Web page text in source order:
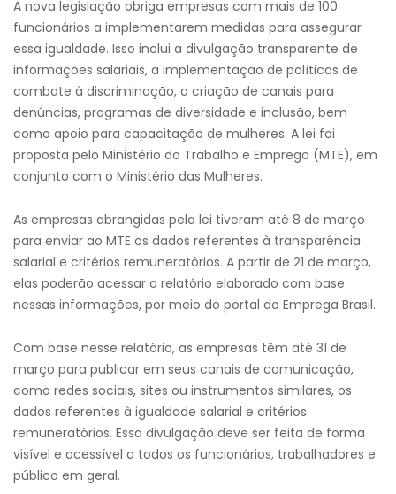
A nova legislação obriga empresas com mais de 100
funcionários a implementarem medidas para assegurar
essa igualdade. Isso inclui a divulgação transparente de
informações salariais, a implementação de políticas de
combate à discriminação, a criação de canais para
denúncias, programas de diversidade e inclusão, bem
como apoio para capacitação de mulheres. A lei foi
proposta pelo Ministério do Trabalho e Emprego (MTE), em
conjunto com o Ministério das Mulheres.
As empresas abrangidas pela lei tiveram até 8 de março
para enviar ao MTE os dados referentes à transparência
salarial e critérios remuneratórios. A partir de 21 de março,
elas poderão acessar o relatório elaborado com base
nessas informações, por meio do portal do Emprega Brasil.
Com base nesse relatório, as empresas têm até 31 de
março para publicar em seus canais de comunicação,
como redes sociais, sites ou instrumentos similares, os
dados referentes à igualdade salarial e critérios
remuneratórios. Essa divulgação deve ser feita de forma
visível e acessível a todos os funcionários, trabalhadores e
público em geral.